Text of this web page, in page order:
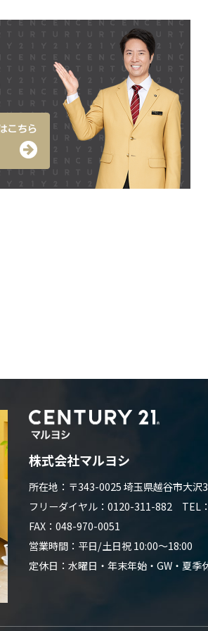
株式会社マルヨシ
所在地：〒343-0025 埼玉県越谷市大沢
フリーダイヤル：0120-311-882 TEL
FAX：048-970-0051
営業時間：平日/土日祝 10:00～18:00
定休日：水曜日・年末年始・GW・夏季